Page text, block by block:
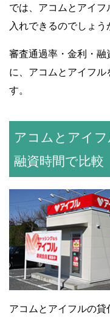
では、アコムとアイフ
入れできるのでしょう
審査通過率・金利・融
に、アコムとアイフル
す。
アコムとアイフ
融資時間で比較
アコムとアイフルの貸